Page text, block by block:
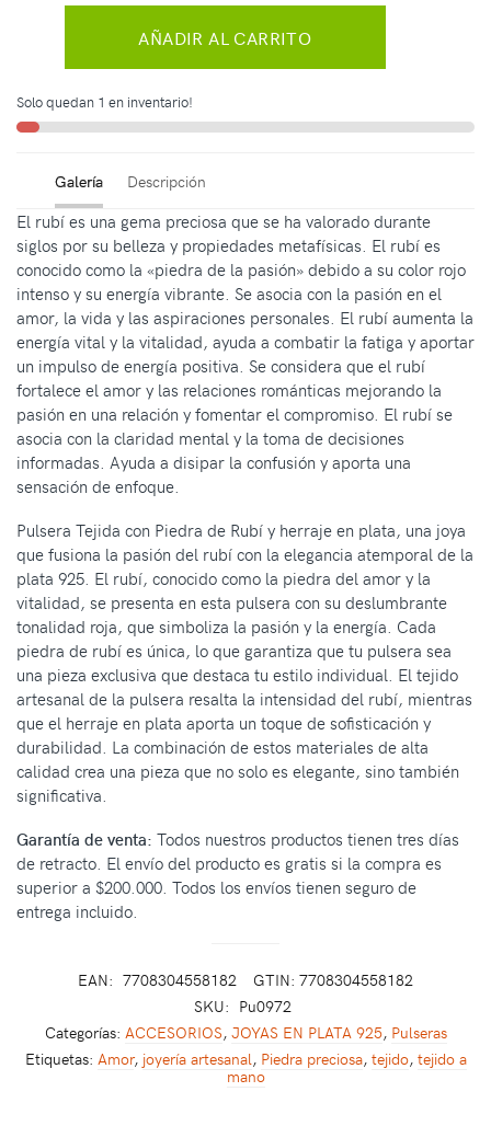
AÑADIR AL CARRITO
Solo quedan 1 en inventario!
Galería Descripción
El rubí es una gema preciosa que se ha valorado durante
siglos por su belleza y propiedades metafísicas. El rubí es
conocido como la «piedra de la pasión» debido a su color rojo
intenso y su energía vibrante. Se asocia con la pasión en el
amor, la vida y las aspiraciones personales. El rubí aumenta la
energía vital y la vitalidad, ayuda a combatir la fatiga y aportar
un impulso de energía positiva. Se considera que el rubí
fortalece el amor y las relaciones románticas mejorando la
pasión en una relación y fomentar el compromiso. El rubí se
asocia con la claridad mental y la toma de decisiones
informadas. Ayuda a disipar la confusión y aporta una
sensación de enfoque.
Pulsera Tejida con Piedra de Rubí y herraje en plata, una joya
que fusiona la pasión del rubí con la elegancia atemporal de la
plata 925. El rubí, conocido como la piedra del amor y la
vitalidad, se presenta en esta pulsera con su deslumbrante
tonalidad roja, que simboliza la pasión y la energía. Cada
piedra de rubí es única, lo que garantiza que tu pulsera sea
una pieza exclusiva que destaca tu estilo individual. El tejido
artesanal de la pulsera resalta la intensidad del rubí, mientras
que el herraje en plata aporta un toque de sofisticación y
durabilidad. La combinación de estos materiales de alta
calidad crea una pieza que no solo es elegante, sino también
significativa.
Garantía de venta: Todos nuestros productos tienen tres días
de retracto. El envío del producto es gratis si la compra es
superior a $200.000. Todos los envíos tienen seguro de
entrega incluido.
EAN: 7708304558182
GTIN: 7708304558182
SKU: Pu0972
Categorías: ACCESORIOS, JOYAS EN PLATA 925, Pulseras
Etiquetas: Amor, joyería artesanal, Piedra preciosa, tejido, tejido a
mano